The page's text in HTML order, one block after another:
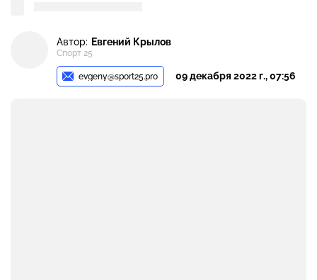
Автор: Евгений Крылов
Спорт 25
evgeny@sport25.pro 09 декабря 2022 г., 07:56